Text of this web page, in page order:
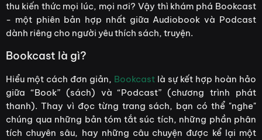
Khám phá thế giới bookcast đa sắc màu
Phổ biến nhất: Đọc nội dung cuốn sách sinh động và
truyền cảm
Tóm tắt nội dung một cuốn sách
Bình luận, bàn luận về một cuốn sách
Vì sao bookcast lại "lên ngôi" trong cộng đồng yêu sách?
Phân biệt bookcast, audiobook và podcast về sách: Đâu
là sự lựa chọn cho bạn?
thu kiến thức mọi lúc, mọi nơi? Vậy thì khám phá Bookcast
- một phiên bản hợp nhất giữa Audiobook và Podcast
dành riêng cho người yêu thích sách, truyện.
Bookcast là gì?
Hiểu một cách đơn giản, Bookcast là sự kết hợp hoàn hảo
giữa “Book” (sách) và “Podcast” (chương trình phát
thanh). Thay vì đọc từng trang sách, bạn có thể "nghe"
chúng qua những bản tóm tắt súc tích, những phần phân
tích chuyên sâu, hay những câu chuyện được kể lại một